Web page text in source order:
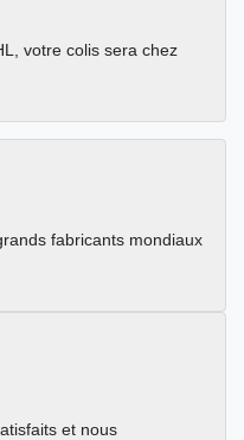
votre colis sera chez
fabricants mondiaux
et nous